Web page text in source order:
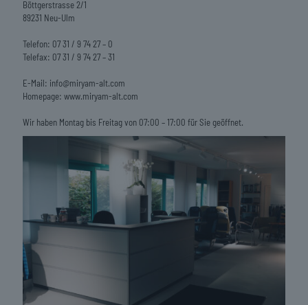
Böttgerstrasse 2/1
89231 Neu-Ulm
Telefon: 07 31 / 9 74 27 – 0
Telefax: 07 31 / 9 74 27 – 31
E-Mail: info@miryam-alt.com
Homepage: www.miryam-alt.com
Wir haben Montag bis Freitag von 07:00 – 17:00 für Sie geöffnet.